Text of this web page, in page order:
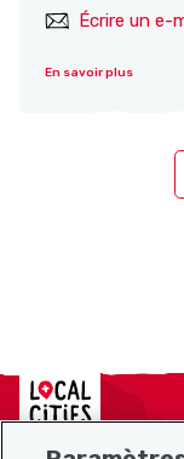
Écrire un e-
En savoir plus
Localcities